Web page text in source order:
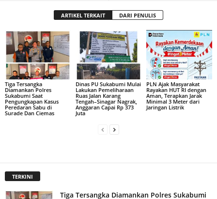
ARTIKEL TERKAIT DARI PENULIS
Tiga Tersangka
Diamankan Polres
Sukabumi Saat
Pengungkapan Kasus
Peredaran Sabu di
Surade Dan Ciemas
Dinas PU Sukabumi Mulai
Lakukan Pemeliharaan
Ruas Jalan Karang
Tengah–Sinagar Nagrak,
Anggaran Capai Rp 373
Juta
PLN Ajak Masyarakat
Rayakan HUT RI dengan
Aman, Terapkan Jarak
Minimal 3 Meter dari
Jaringan Listrik
TERKINI
Tiga Tersangka Diamankan Polres Sukabumi